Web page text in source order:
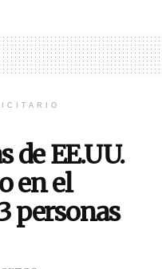
de EE.UU.
en el
personas